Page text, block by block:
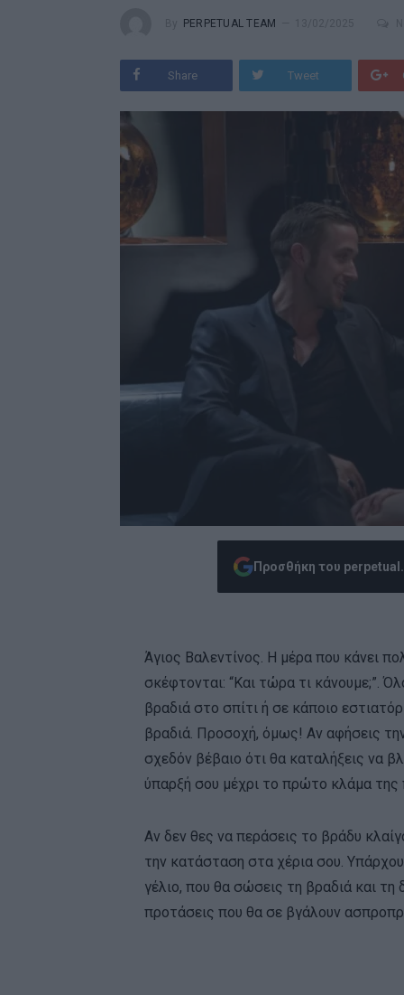
PERPETUAL TEAM
Share Tweet
Προσθήκη του
Άγιος Βαλεντίνος. Η μέρα που κάνει
σκέφτονται: “Και τώρα τι κάνουμε;”.
βραδιά στο σπίτι ή σε κάποιο
βραδιά. Προσοχή, όμως! Αν αφήσεις
σχεδόν βέβαιο ότι θα καταλήξεις να
ύπαρξή σου μέχρι το πρώτο κλάμα
Αν δεν θες να περάσεις το βράδυ
την κατάσταση στα χέρια σου.
γέλιο, που θα σώσεις τη βραδιά και
προτάσεις που θα σε βγάλουν